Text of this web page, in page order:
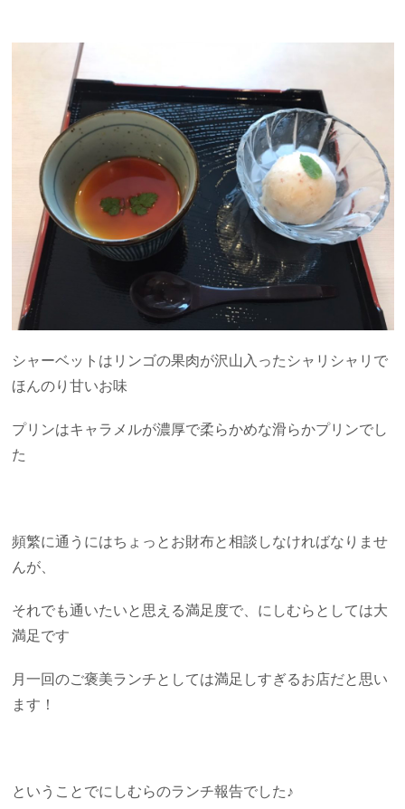
シャーベットはリンゴの果肉が沢山入ったシャリシャリで
ほんのり甘いお味
プリンはキャラメルが濃厚で柔らかめな滑らかプリンでし
た
頻繁に通うにはちょっとお財布と相談しなければなりませ
んが、
それでも通いたいと思える満足度で、にしむらとしては大
満足です
月一回のご褒美ランチとしては満足しすぎるお店だと思い
ます！
ということでにしむらのランチ報告でした♪